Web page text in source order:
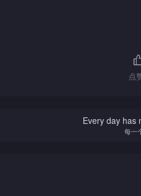
点
Every day has
每一